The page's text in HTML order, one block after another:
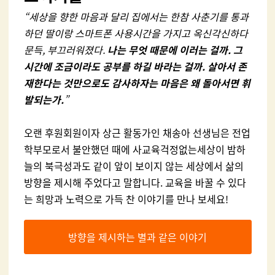
“세상을 향한 마음과 달리 집에서는 한참 사춘기를 통과
하던 딸이랑 스마트폰 사용시간을 가지고 옥신각신하다
문득, 부끄러워졌다. 나는 무엇 때문에 이러는 걸까. 그
시간에 조금이라도 공부를 하길 바라는 걸까. 살아서 존
재한다는 것만으로도 감사하자는 마음은 왜 돌아서면 휘
발되는가.”
오랜 후원회원이자 상근 활동가인 채송아 선생님은 전업
학부모로서 불안했던 때에 사교육걱정없는세상이 밤하
늘의 북극성과도 같이 앞이 보이지 않는 세상에서 삶의
방향을 제시해 주었다고 말합니다.교육을 바꿀 수 있다
는 희망과 노력으로 가득 찬 이야기를 만나 보세요!
방향을 제시하는 별과 같은 이야기